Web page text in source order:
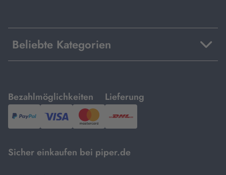
Beliebte Kategorien
Bezahlmöglichkeiten
mit
PayPal,Visa
und
Lieferung
mit
DHL.
Sicher einkaufen bei piper.de